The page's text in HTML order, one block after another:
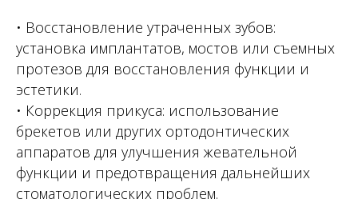
• Восстановление утраченных зубов:
установка имплантатов, мостов или съемных
протезов для восстановления функции и
эстетики.
• Коррекция прикуса: использование
брекетов или других ортодонтических
аппаратов для улучшения жевательной
функции и предотвращения дальнейших
стоматологических проблем.